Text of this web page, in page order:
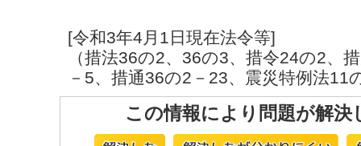
[令和3年4月1日現在法令等]
（措法36の2、36の3、措令24の2、
－5、措通36の2－23、震災特例法11
この情報により問題が解決